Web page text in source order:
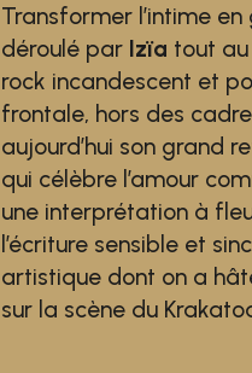
Transformer l’intime
déroulé par Izïa tout
rock incandescent et
frontale, hors des
aujourd’hui son grand
qui célèbre l’amour
une interprétation à
l’écriture sensible et
artistique dont on a
sur la scène du